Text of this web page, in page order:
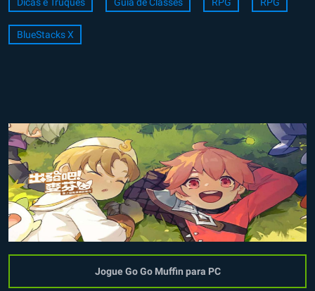
Dicas e Truques Guia de Classes RPG RPG
BlueStacks X
Jogue Go Go Muffin para PC